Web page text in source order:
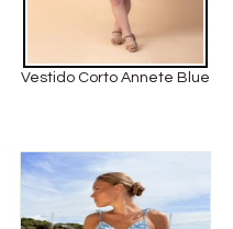
Vestido Corto Annete Blue